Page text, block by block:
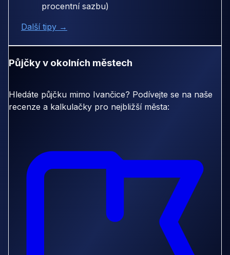
procentní sazbu)
Další tipy →
Půjčky v okolních městech
Hledáte půjčku mimo Ivančice? Podívejte se na naše
recenze a kalkulačky pro nejbližší města: